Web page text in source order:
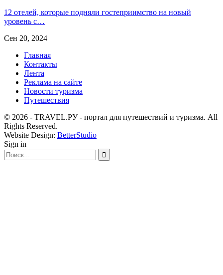
12 отелей, которые подняли гостеприимство на новый
уровень с…
Сен 20, 2024
Главная
Контакты
Лента
Реклама на сайте
Новости туризма
Путешествия
© 2026 - TRAVEL.РУ - портал для путешествий и туризма. All
Rights Reserved.
Website Design: BetterStudio
Sign in